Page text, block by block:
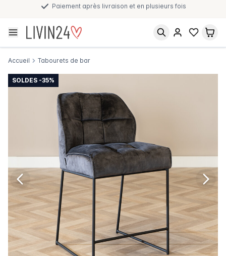
Paiement après livraison et en plusieurs fois
Accueil Tabourets de bar
SOLDES -35%